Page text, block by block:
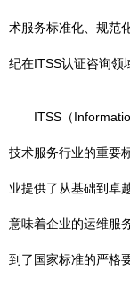
术服务标准化、规范
纪在ITSS认证咨询领
ITSS（
技术服务行业的重要
业提供了从基础到卓
意味着企业的运维服
到了国家标准的严格